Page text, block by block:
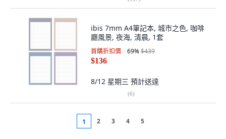
ibis 7mm A4筆記本, 城市之色, 咖啡
廳風景, 夜海, 清晨, 1套
首購折扣價 69%$439
$136
8/12 星期三 預計送達
(6)
1 2 3 4 5